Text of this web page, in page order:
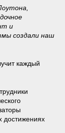
и
создали наш
каждый
достижениях